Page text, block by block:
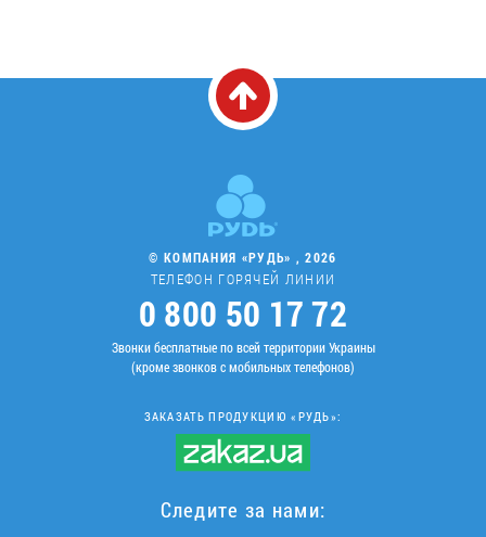
© КОМПАНИЯ «РУДЬ» , 2026
ТЕЛЕФОН ГОРЯЧЕЙ ЛИНИИ
0 800 50 17 72
Звонки бесплатные по всей территории Украины
(кроме звонков с мобильных телефонов)
ЗАКАЗАТЬ ПРОДУКЦИЮ «РУДЬ»:
Следите за нами: